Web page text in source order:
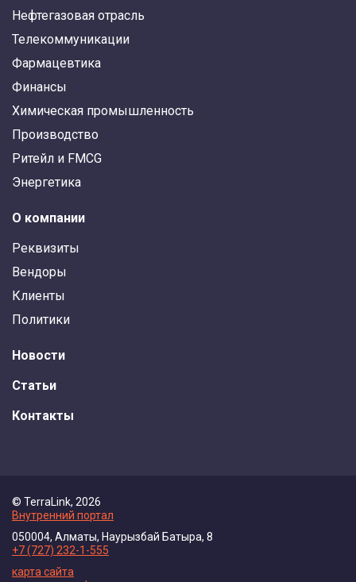
Нефтегазовая отрасль
Телекоммуникации
Фармацевтика
Финансы
Химическая промышленность
Производство
Ритейл и FMCG
Энергетика
О компании
Реквизиты
Вендоры
Клиенты
Политики
Новости
Статьи
Контакты
© TerraLink, 2026
Внутренний портал
050004, Алматы, Наурызбай Батыра, 8
+7 (727) 232-1-555
карта сайта